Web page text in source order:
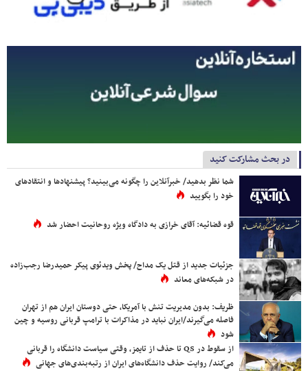
در بحث مشارکت کنید
شما نظر بدهید/ خبرآنلاین را چگونه می‌بینید؟ پیشنهادها و انتقادهای
خود را بگویید
قوه قضائیه: آقای خرازی به دادگاه ویژه روحانیت احضار شد
جزئیات جدید از قتل یک مداح/ پخش ویدئوی پیکر حمیدرضا رجب‌زاده
در شبکه‌های معاند
ظریف: بدون مدیریت تنش با آمریکا، حتی دوستان ایران هم از تهران
فاصله می‌گیرند/ایران نباید در مذاکرات با ترامپ قربانی روسیه و چین
شود
از سقوط در QS تا حذف از تایمز، وقتی سیاست دانشگاه را قربانی
می‌کند/ روایت حذف دانشگاه‌های ایران از رتبه‌بندی‌های جهانی